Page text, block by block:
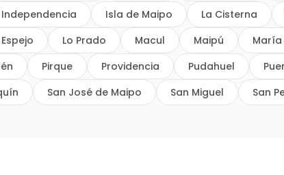
Independencia Isla de Maipo La Cisterna
Lo Prado Macul Maipú María
Pirque Providencia Pudahuel
San José de Maipo San Miguel San